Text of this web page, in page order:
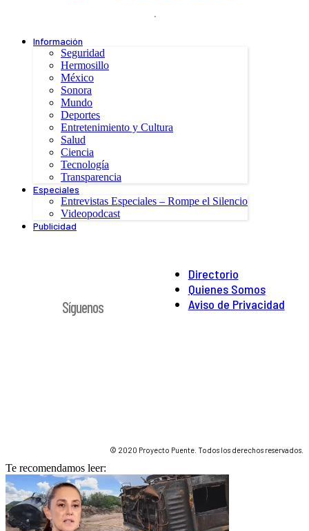
.
Información
Seguridad
Hermosillo
México
Sonora
Mundo
Deportes
Entretenimiento y Cultura
Salud
Ciencia
Tecnología
Transparencia
Especiales
Entrevistas Especiales – Rompe el Silencio
Videopodcast
Publicidad
Directorio
Quienes Somos
Aviso de Privacidad
Síguenos
© 2020 Proyecto Puente. Todos los derechos reservados.
Te recomendamos leer: